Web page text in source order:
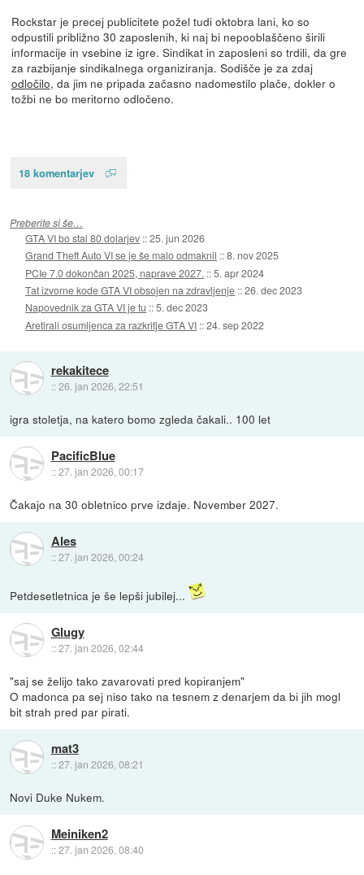
Rockstar je precej publicitete požel tudi oktobra lani, ko so
odpustili približno 30 zaposlenih, ki naj bi nepooblaščeno širili
informacije in vsebine iz igre. Sindikat in zaposleni so trdili, da gre
za razbijanje sindikalnega organiziranja. Sodišče je za zdaj
odločilo, da jim ne pripada začasno nadomestilo plače, dokler o
tožbi ne bo meritorno odločeno.
18 komentarjev
Preberite si še…
GTA VI bo stal 80 dolarjev ::25. jun 2026
Grand Theft Auto VI se je še malo odmaknil ::8. nov 2025
PCIe 7.0 dokončan 2025, naprave 2027. ::5. apr 2024
Tat izvorne kode GTA VI obsojen na zdravljenje ::26. dec 2023
Napovednik za GTA VI je tu ::5. dec 2023
Aretirali osumljenca za razkritje GTA VI ::24. sep 2022
rekakitece
::26. jan 2026, 22:51
igra stoletja, na katero bomo zgleda čakali.. 100 let
PacificBlue
::27. jan 2026, 00:17
Čakajo na 30 obletnico prve izdaje. November 2027.
Ales
::27. jan 2026, 00:24
Petdesetletnica je še lepši jubilej...
Glugy
::27. jan 2026, 02:44
"saj se želijo tako zavarovati pred kopiranjem"
O madonca pa sej niso tako na tesnem z denarjem da bi jih mogl
bit strah pred par pirati.
mat3
::27. jan 2026, 08:21
Novi Duke Nukem.
Meiniken2
::27. jan 2026, 08:40